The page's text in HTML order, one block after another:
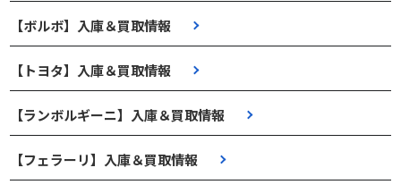
【ボルボ】入庫＆買取情報
【トヨタ】入庫＆買取情報
【ランボルギーニ】入庫＆買取情報
【フェラーリ】入庫＆買取情報